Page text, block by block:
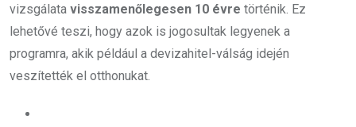
vizsgálata visszamenőlegesen 10 évre történik. Ez
lehetővé teszi, hogy azok is jogosultak legyenek a
programra, akik például a devizahitel-válság idején
veszítették el otthonukat.